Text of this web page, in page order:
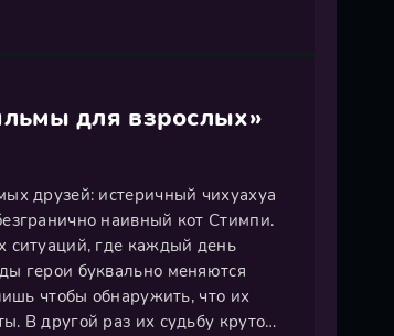
для взрослых»
друзей: истеричный чихуахуа
наивный кот Стимпи.
ситуаций, где каждый день
герои буквально меняются
чтобы обнаружить, что их
В другой раз их судьбу круто